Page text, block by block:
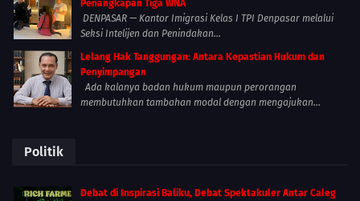
Penangkapan Tiga WNA
DENPASAR — Kantor Imigrasi Kelas I TPI Denpasar melalui
Seksi Intelijen dan Penindakan...
Lelang Hak Tanggungan: Antara Kepastian Hukum dan
Penyimpangan
Ada kalanya badan hukum maupun perorangan
membutuhkan tambahan modal dengan mengajukan...
Politik
Debat di Inspirasi Baliku, Debat Spektakuler Antar Caleg